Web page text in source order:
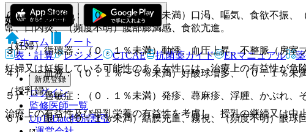
妊婦・授乳婦
（妊婦）
妊婦又は妊娠している可能性のある女性には、治療上の有益性が危
（授乳婦）
治療上の有益性及び母乳栄養の有益性を考慮し、授乳の継続又は中
２）． 消化器：（０．１％〜５％未満）口渇、嘔気、食欲不振、
常、口内炎、（頻度不明）腹部膨満感、食欲亢進。
３）． 循環器：（０．１％未満）動悸、血圧上昇、不整脈（房室
４）． 血液：（０．１％〜５％未満）好酸球増多、（０．１％未
５）． 過敏症：（０．１％未満）発疹、蕁麻疹、浮腫、かぶれ、
６）． 眼：（０．１％未満）結膜充血、霧視、（頻度不明）眼球
ホーム
ノート
表・計算
レジメン CTCAE 抗菌薬ガイド ERマニュアル
新規登録
ログイン
監修医師一覧
UpToDate特別割引